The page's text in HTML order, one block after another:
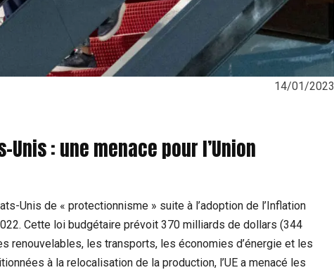
14/01/2023
: une menace pour l’Union
Unis de « protectionnisme » suite à l’adoption de l’Inflation
Cette loi budgétaire prévoit 370 milliards de dollars (344
renouvelables, les transports, les économies d’énergie et les
à la relocalisation de la production, l’UE a menacé les